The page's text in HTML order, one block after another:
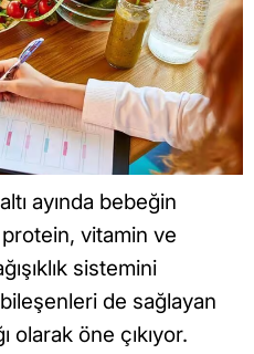
ayında bebeğin
vitamin ve
sistemini
de sağlayan
olarak öne çıkıyor.